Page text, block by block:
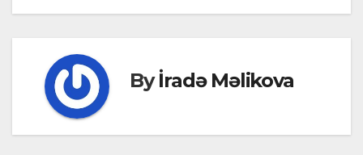
Byİradə Məlikova